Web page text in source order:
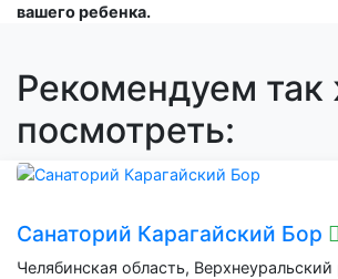
вашего ребенка.
Рекомендуем так
посмотреть:
Санаторий Карагайский Бор
Челябинская область,